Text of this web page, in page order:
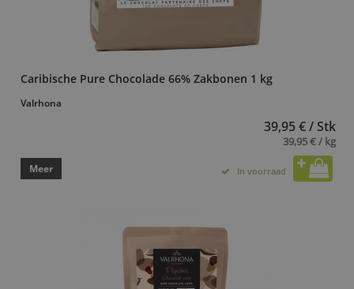
Caribische Pure Chocolade 66% Zakbonen 1 kg
Valrhona
39,95 € / Stk
39,95 € / kg
Meer In voorraad